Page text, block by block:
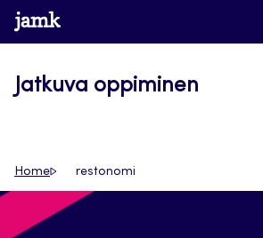
Siirry
suoraan
www.jamk.fi
Jatkuva oppiminen
Home restonomi